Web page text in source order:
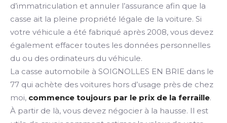
d’immatriculation et annuler l’assurance afin que la
casse ait la pleine propriété légale de la voiture. Si
votre véhicule a été fabriqué après 2008, vous devez
également effacer toutes les données personnelles
du ou des ordinateurs du véhicule.
La casse automobile à SOIGNOLLES EN BRIE dans le
77 qui achète des voitures hors d’usage près de chez
moi, commence toujours par le prix de la ferraille.
À partir de là, vous devez négocier à la hausse. Il est